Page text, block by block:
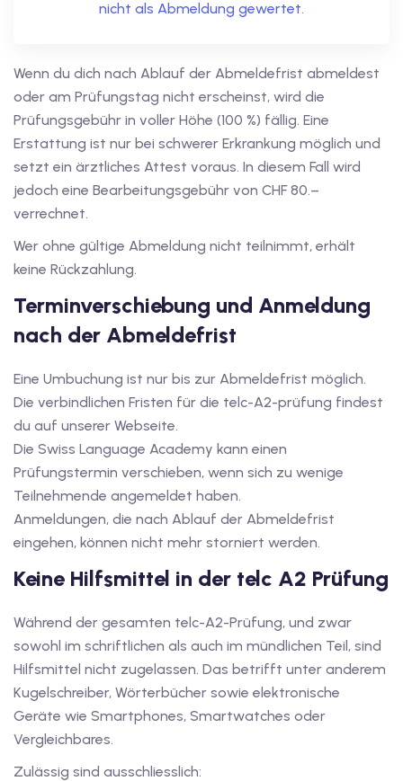
nicht als Abmeldung gewertet.
Wenn du dich nach Ablauf der Abmeldefrist abmeldest
oder am Prüfungstag nicht erscheinst, wird die
Prüfungsgebühr in voller Höhe (100 %) fällig. Eine
Erstattung ist nur bei schwerer Erkrankung möglich und
setzt ein ärztliches Attest voraus. In diesem Fall wird
jedoch eine Bearbeitungsgebühr von CHF 80.–
verrechnet.
Wer ohne gültige Abmeldung nicht teilnimmt, erhält
keine Rückzahlung.
Terminverschiebung und Anmeldung
nach der Abmeldefrist
Eine Umbuchung ist nur bis zur Abmeldefrist möglich.
Die verbindlichen Fristen für die telc-A2-prüfung findest
du auf unserer Webseite.
Die Swiss Language Academy kann einen
Prüfungstermin verschieben, wenn sich zu wenige
Teilnehmende angemeldet haben.
Anmeldungen, die nach Ablauf der Abmeldefrist
eingehen, können nicht mehr storniert werden.
Keine Hilfsmittel in der telc A2 Prüfung
Während der gesamten telc-A2-Prüfung, und zwar
sowohl im schriftlichen als auch im mündlichen Teil, sind
Hilfsmittel nicht zugelassen. Das betrifft unter anderem
Kugelschreiber, Wörterbücher sowie elektronische
Geräte wie Smartphones, Smartwatches oder
Vergleichbares.
Zulässig sind ausschliesslich: